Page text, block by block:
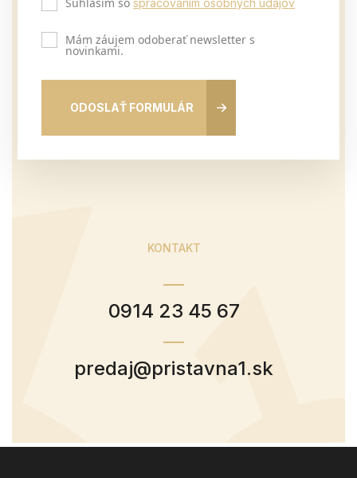
Mám záujem odoberať newsletter s
novinkami.
ODOSLAŤ FORMULÁR
KONTAKT
0914 23 45 67
predaj@pristavna1.sk